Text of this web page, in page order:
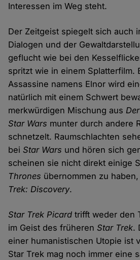
Interessen im Weg steht.
Der Zeitgeist spiegelt sich auch
Dialogen und der
geflucht wie bei den
spritzt wie in einem Splatterfilm.
Assassine namens Elnor wird
natürlich mit einem Schwert
merkwürdigen Mischung aus
Star Wars munter durch andere
schnetzelt. Raumschlachten
beiStar Wars und hören sich
scheinen sie nicht direkt einige
Thrones übernommen zu
Trek: Discovery.
Star Trek Picard trifft weder den
im Geist des früherenStar Trek.
einer humanistischen Utopie ist
Star Trek mag noch immer eine